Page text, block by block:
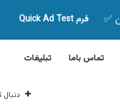
فرم Quick Ad Test
تماس باما تبلیغات
دنبال